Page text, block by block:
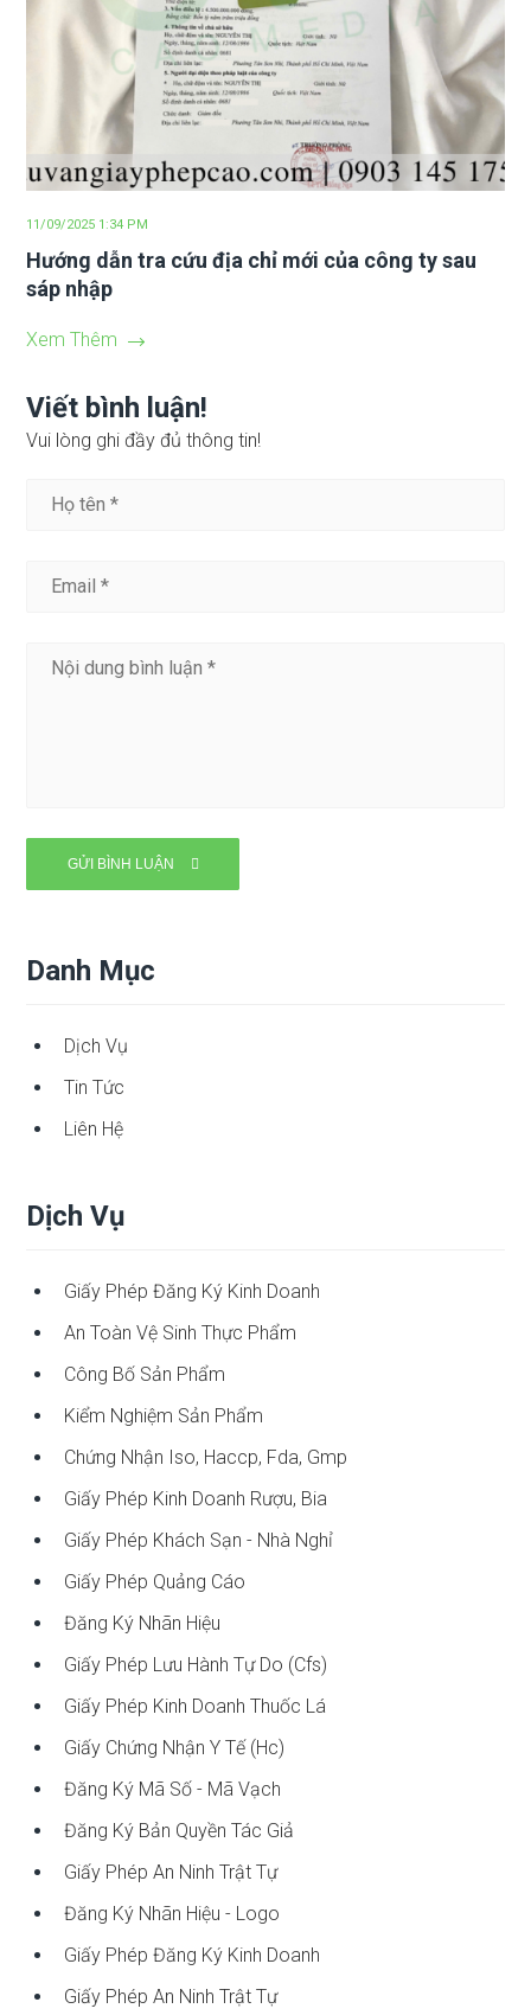
11/09/2025 1:34 PM
Hướng dẫn tra cứu địa chỉ mới của công ty sau
sáp nhập
Xem Thêm
Viết bình luận!
Vui lòng ghi đầy đủ thông tin!
Danh Mục
Dịch Vụ
Tin Tức
Liên Hệ
Dịch Vụ
Giấy Phép Đăng Ký Kinh Doanh
An Toàn Vệ Sinh Thực Phẩm
Công Bố Sản Phẩm
Kiểm Nghiệm Sản Phẩm
Chứng Nhận Iso, Haccp, Fda, Gmp
Giấy Phép Kinh Doanh Rượu, Bia
Giấy Phép Khách Sạn - Nhà Nghỉ
Giấy Phép Quảng Cáo
Đăng Ký Nhãn Hiệu
Giấy Phép Lưu Hành Tự Do (cfs)
Giấy Phép Kinh Doanh Thuốc Lá
Giấy Chứng Nhận Y Tế (hc)
Đăng Ký Mã Số - Mã Vạch
Đăng Ký Bản Quyền Tác Giả
Giấy Phép An Ninh Trật Tự
Đăng Ký Nhãn Hiệu - Logo
Giấy Phép Đăng Ký Kinh Doanh
Giấy Phép An Ninh Trật Tự